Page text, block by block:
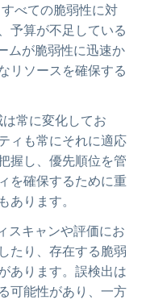
べての脆弱性に対
予算が不足している
ムが脆弱性に迅速か
リソースを確保する
常に変化してお
ィも常にそれに適応
握し、優先順位を管
を確保するために重
ります。
スキャンや評価にお
たり、存在する脆弱
あります。誤検出は
可能性があり、一方